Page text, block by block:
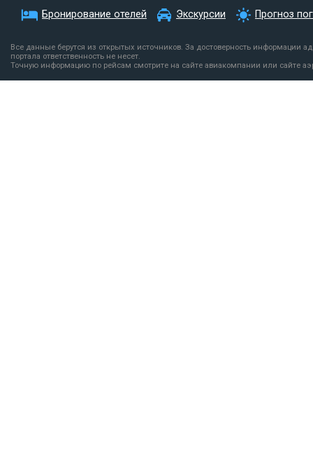
Бронирование отелей Экскурсии Прогноз
Все данные берутся из открытых источников. За достоверность информации
портала ответственность не несет.
Точную информацию по рейсам смотрите на сайте авиакомпании или сайте